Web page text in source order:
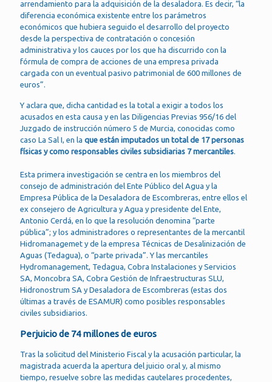
arrendamiento para la adquisición de la desaladora. Es decir, “la
diferencia económica existente entre los parámetros
económicos que hubiera seguido el desarrollo del proyecto
desde la perspectiva de contratación o concesión
administrativa y los cauces por los que ha discurrido con la
fórmula de compra de acciones de una empresa privada
cargada con un eventual pasivo patrimonial de 600 millones de
euros”.
Y aclara que, dicha cantidad es la total a exigir a todos los
acusados en esta causa y en las Diligencias Previas 956/16 del
Juzgado de instrucción número 5 de Murcia, conocidas como
caso La Sal I, en la que están imputados un total de 17 personas
físicas y como responsables civiles subsidiarias 7 mercantiles.
Esta primera investigación se centra en los miembros del
consejo de administración del Ente Público del Agua y la
Empresa Pública de la Desaladora de Escombreras, entre ellos el
ex consejero de Agricultura y Agua y presidente del Ente,
Antonio Cerdá, en lo que la resolución denomina “parte
pública”; y los administradores o representantes de la mercantil
Hidromanagemet y de la empresa Técnicas de Desalinización de
Aguas (Tedagua), o “parte privada”. Y las mercantiles
Hydromanagement, Tedagua, Cobra Instalaciones y Servicios
SA, Moncobra SA, Cobra Gestión de Infraestructuras SLU,
Hidronostrum SA y Desaladora de Escombreras (estas dos
últimas a través de ESAMUR) como posibles responsables
civiles subsidiarios.
Perjuicio de 74 millones de euros
Tras la solicitud del Ministerio Fiscal y la acusación particular, la
magistrada acuerda la apertura del juicio oral y, al mismo
tiempo, resuelve sobre las medidas cautelares procedentes,